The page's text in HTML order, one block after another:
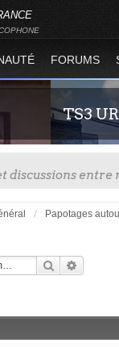
FORUMS
Terror
TS3
Envie de
discussions
Papotages
Rechercher